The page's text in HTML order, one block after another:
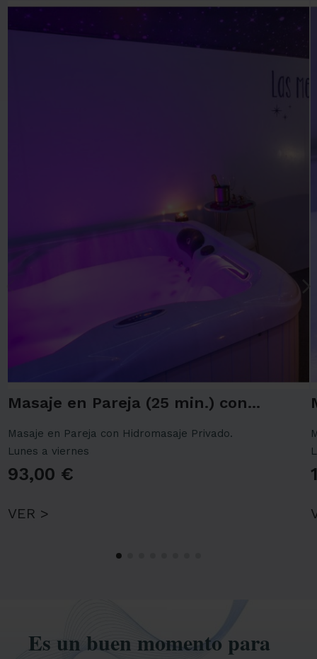
Masaje en Pareja (25 min.) con...
Masaje en Pareja con Hidromasaje Privado.
Lunes a viernes
93,00 €
VER >
Es un buen momento para